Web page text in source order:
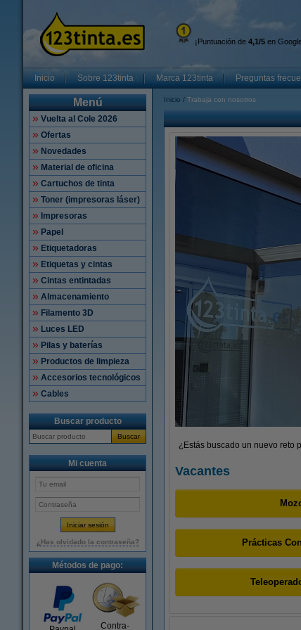
¡Puntuación de 4,1/5 en
Inicio Sobre 123tinta Marca 123tinta Preguntas
Menú
Vuelta al Cole 2026
Ofertas
Novedades
Material de oficina
Cartuchos de tinta
Toner (impresoras láser)
Impresoras
Papel
Etiquetadoras
Etiquetas y cintas
Cintas entintadas
Almacenamiento
Filamento 3D
Luces LED
Pilas y baterías
Productos de limpieza
Accesorios tecnológicos
Cables
Buscar producto
Buscar
Mi cuenta
¿Has olvidado la contraseña?
Métodos de pago:
Contra-
Inicio Trabaja con nosotros
¿Estás buscado un nuevo reto
Vacantes
Prácticas